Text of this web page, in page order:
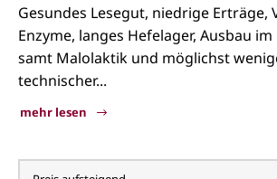
Gesundes Lesegut, niedrige Erträge,
Enzyme, langes Hefelager, Ausbau
samt Malolaktik und möglichst
technischer...
mehr lesen
Valensac